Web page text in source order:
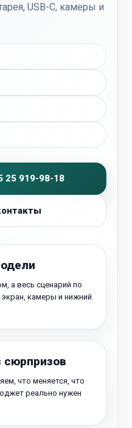
USB-C, камеры и
25 919-98-18
а весь сценарий по
экран, камеры и нижний
сюрпризов
что меняется, что
реально нужен